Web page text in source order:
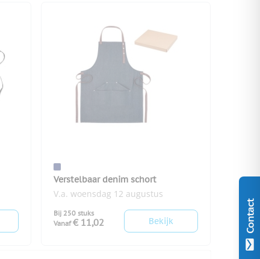
Contact
Verstelbaar denim schort
V.a. woensdag 12 augustus
Bij 250 stuks
Vanaf € 11,02 Bekijk